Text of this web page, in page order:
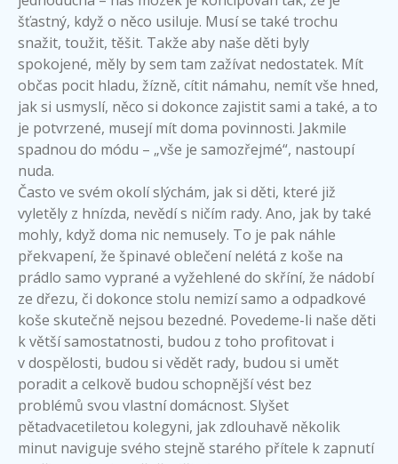
šťastný, když o něco usiluje. Musí se také trochu
snažit, toužit, těšit. Takže aby naše děti byly
spokojené, měly by sem tam zažívat nedostatek. Mít
občas pocit hladu, žízně, cítit námahu, nemít vše hned,
jak si usmyslí, něco si dokonce zajistit sami a také, a to
je potvrzené, musejí mít doma povinnosti. Jakmile
spadnou do módu – „vše je samozřejmé“, nastoupí
nuda.
Často ve svém okolí slýchám, jak si děti, které již
vyletěly z hnízda, nevědí s ničím rady. Ano, jak by také
mohly, když doma nic nemusely. To je pak náhle
překvapení, že špinavé oblečení nelétá z koše na
prádlo samo vyprané a vyžehlené do skříní, že nádobí
ze dřezu, či dokonce stolu nemizí samo a odpadkové
koše skutečně nejsou bezedné. Povedeme-li naše děti
k větší samostatnosti, budou z toho profitovat i
v dospělosti, budou si vědět rady, budou si umět
poradit a celkově budou schopnější vést bez
problémů svou vlastní domácnost. Slyšet
pětadvacetiletou kolegyni, jak zdlouhavě několik
minut naviguje svého stejně starého přítele k zapnutí